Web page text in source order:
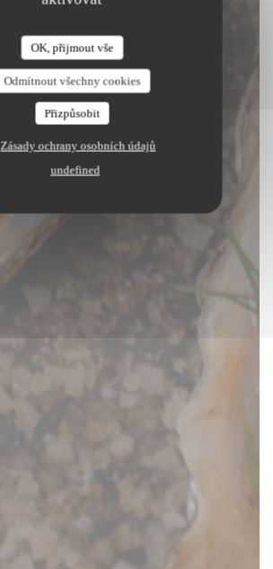
OK, přijmout vše
Odmítnout všechny cookies
Přizpůsobit
Zásady ochrany osobních údajů
undefined
Au Passage
|PARIS